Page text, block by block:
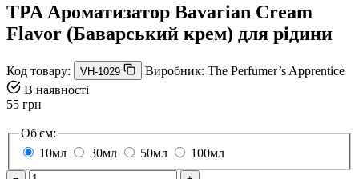
TPA Ароматизатор Bavarian Cream
Flavor (Баварський крем) для рідини
Код товару: VH-1029 Виробник: The Perfumer’s Apprentice
В наявності
55 грн
Об'єм:
10мл
30мл 50мл 100мл